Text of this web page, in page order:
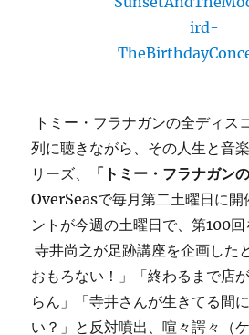
トミー・フラナガンの全ディス
列に聴きながら、その人生と音
リーズ、
「トミー・フラナガン
OverSeasで毎月第二土曜日に
ントが今週の土曜日で、第100回
寺井尚之が足跡講座を企画した
おもろない！」「終わるまで店
らん」「寺井さんが生きてる間
い？」と反対噴出、喧々諤々（